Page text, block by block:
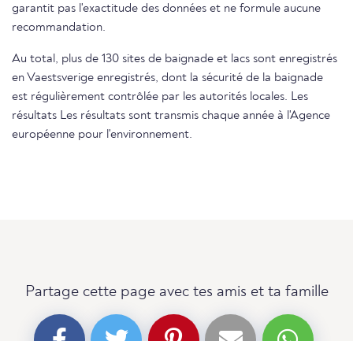
garantit pas l'exactitude des données et ne formule aucune
recommandation.
Au total, plus de 130 sites de baignade et lacs sont enregistrés
en Vaestsverige enregistrés, dont la sécurité de la baignade
est régulièrement contrôlée par les autorités locales. Les
résultats Les résultats sont transmis chaque année à l'Agence
européenne pour l'environnement.
Partage cette page avec tes amis et ta famille